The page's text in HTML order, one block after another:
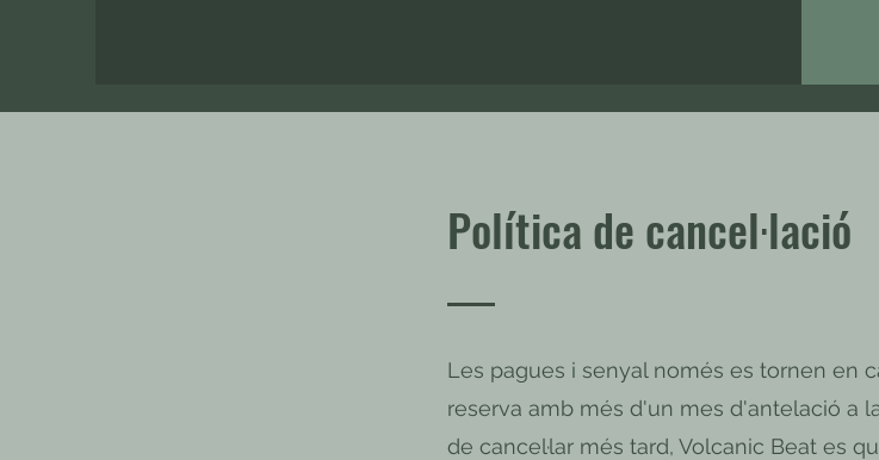
Política de cancel·lació
Les pagues i senyal només es tornen en
reserva amb més d'un mes d'antelació a
de cancel·lar més tard, Volcanic Beat es